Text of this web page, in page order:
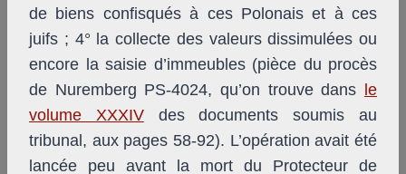
de biens confisqués à ces Polonais et à ces
juifs ; 4° la collecte des valeurs dissimulées ou
encore la saisie d’immeubles (pièce du procès
de Nuremberg PS-4024, qu’on trouve dans
le
volume XXXIVdes documents soumis au
tribunal, aux pages 58-92). L’opération avait été
lancée peu avant la mort du Protecteur de